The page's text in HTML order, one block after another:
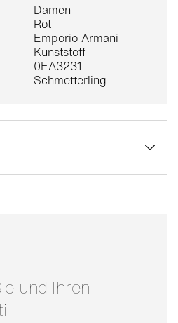
Damen
Rot
Emporio Armani
Kunststoff
0EA3231
Schmetterling